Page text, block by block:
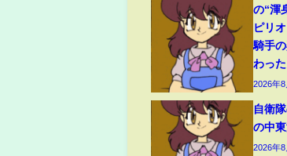
の“渾
ピリ
騎手
わっ
2026年8
自衛
の中
2026年8